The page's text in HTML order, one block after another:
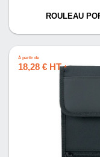
ROULEAU
À partir de
18,28 € HT*